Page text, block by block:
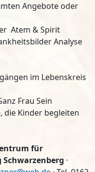
Angebote oder
Atem & Spirit
Analyse
im Lebenskreis
Frau Sein
die Kinder begleiten
für
·